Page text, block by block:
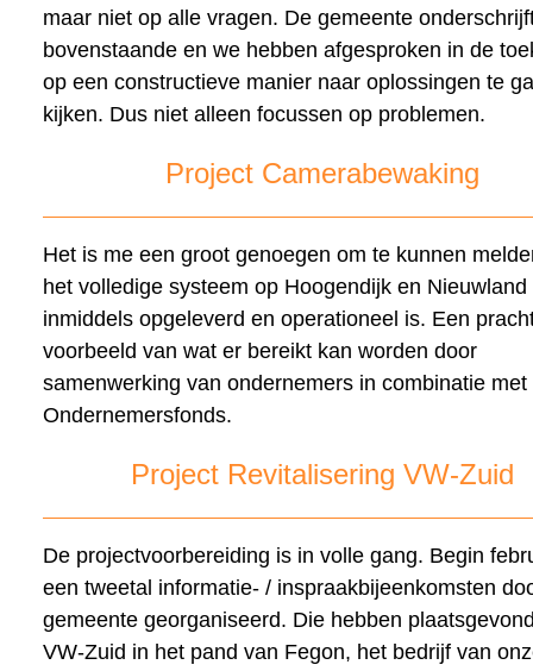
maar niet op alle vragen. De gemeente
bovenstaande en we hebben afgesproken in de
op een constructieve manier naar oplossingen te
kijken. Dus niet alleen focussen op problemen.
Project Camerabewaking
Het is me een groot genoegen om te kunnen
het volledige systeem op Hoogendijk en Nieuwland
inmiddels opgeleverd en operationeel is. Een
voorbeeld van wat er bereikt kan worden door
samenwerking van ondernemers in combinatie met
Ondernemersfonds.
Project Revitalisering VW-Zuid
De projectvoorbereiding is in volle gang. Begin
een tweetal informatie- / inspraakbijeenkomsten
gemeente georganiseerd. Die hebben
VW-Zuid in het pand van Fegon, het bedrijf van